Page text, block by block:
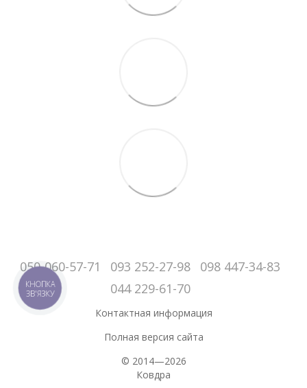
050-060-57-71 093 252-27-98
098 447-34-83
044 229-61-70
Контактная информация
Полная версия сайта
© 2014—2026
Ковдра
КНОПКА
ЗВ'ЯЗКУ